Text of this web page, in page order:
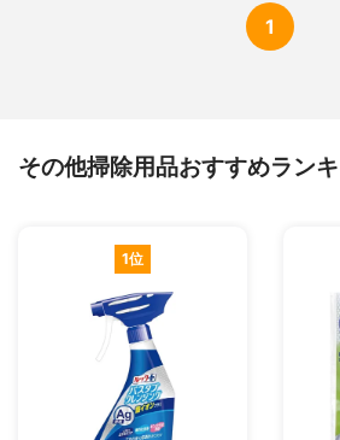
1
その他掃除用品おすすめラン
1位